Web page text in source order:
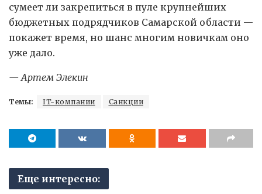
сумеет ли закрепиться в пуле крупнейших
бюджетных подрядчиков Самарской области —
покажет время, но шанс многим новичкам оно
уже дало.
— Артем Элекин
Темы: IT-компании Санкции
Еще интересно: